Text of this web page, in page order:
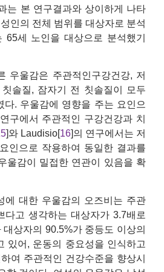
는 본 연구결과와 상이하게 나타
인의 전체 범위를 대상자로 분석
65세 노인을 대상으로 분석했기
우울감은 주관적인구강건강, 저
솔질, 잠자기 전 칫솔질이 모두
다. 우울감에 영향을 주는 요인으
구에서 주관적인 구강건강과 치
]와 Laudisio[16]의 연구에서는 저
인으로 작용하여 동일한 결과를
울감이 밀접한 연관이 있음을 확
에 대한 우울감의 오즈비는 주관
다고 생각하는 대상자가 3.7배로
상자의 90.5%가 중등도 이상의
있어, 운동의 중요성을 인식하고
여 주관적인 건강수준을 향상시